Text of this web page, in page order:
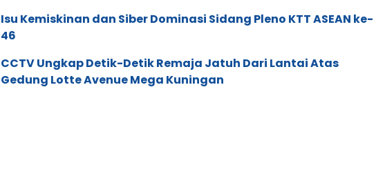
Isu Kemiskinan dan Siber Dominasi Sidang Pleno KTT ASEAN ke-
46
CCTV Ungkap Detik-Detik Remaja Jatuh Dari Lantai Atas
Gedung Lotte Avenue Mega Kuningan